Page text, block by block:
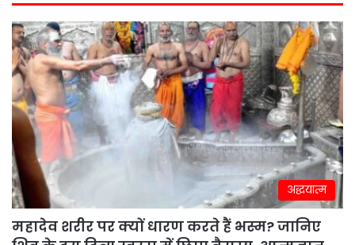
अद्धयात्म
महादेव शरीर पर क्यों धारण करते हैं भस्म? जानिए